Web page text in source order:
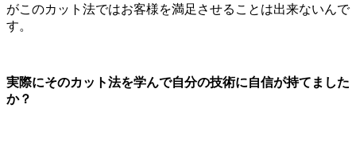
がこのカット法ではお客様を満足させることは出来ないんで
す。
実際にそのカット法を学んで自分の技術に自信が持てました
か？